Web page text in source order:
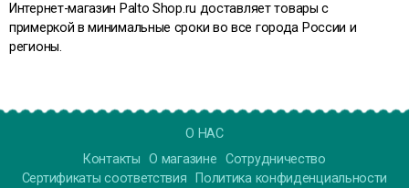
Интернет-магазин Palto Shop.ru доставляет товары с
примеркой в минимальные сроки во все города России и
регионы.
О НАС
Контакты
О магазине Сотрудничество
Сертификаты соответствия
Политика конфиденциальности